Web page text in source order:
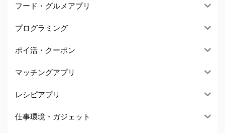
フード・グルメアプリ
プログラミング
ポイ活・クーポン
マッチングアプリ
レシピアプリ
仕事環境・ガジェット